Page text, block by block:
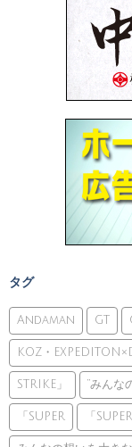
タグ
Andaman GT
KOZ・
STRIKE」 ”みんな
「SUPER 「